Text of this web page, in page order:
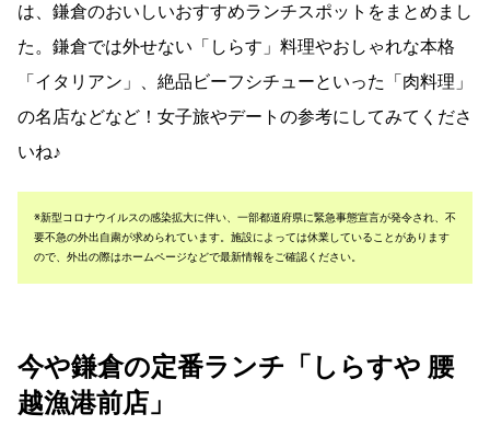
は、鎌倉のおいしいおすすめランチスポットをまとめまし
た。鎌倉では外せない「しらす」料理やおしゃれな本格
「イタリアン」、絶品ビーフシチューといった「肉料理」
の名店などなど！女子旅やデートの参考にしてみてくださ
いね♪
※新型コロナウイルスの感染拡大に伴い、一部都道府県に緊急事態宣言が発令され、不
要不急の外出自粛が求められています。施設によっては休業していることがあります
ので、外出の際はホームページなどで最新情報をご確認ください。
今や鎌倉の定番ランチ「しらすや 腰
越漁港前店」